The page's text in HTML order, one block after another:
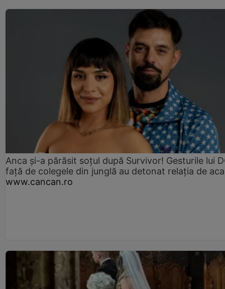
Anca și-a părăsit soțul după Survivor! Gesturile lui
față de colegele din junglă au detonat relația de
www.cancan.ro